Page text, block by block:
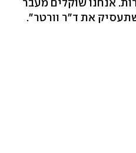
את ד"ר וורטר".